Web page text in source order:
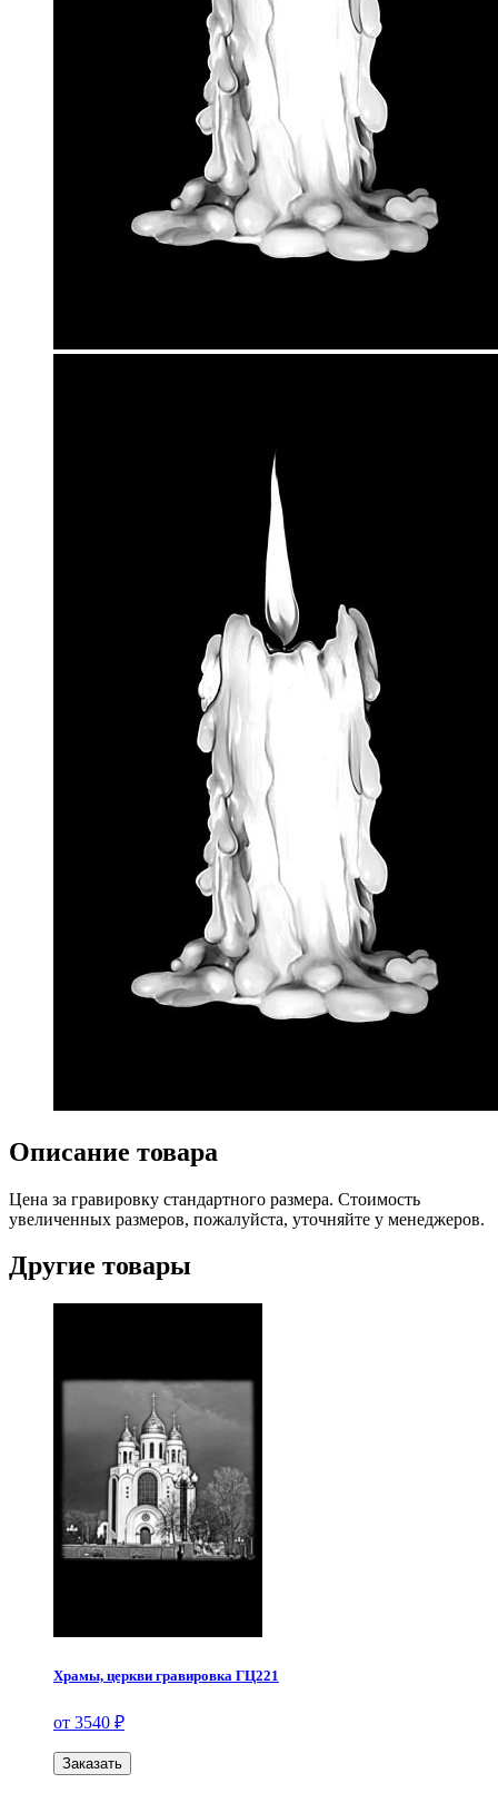
Описание товара
Цена за гравировку стандартного размера. Стоимость
увеличенных размеров, пожалуйста, уточняйте у менеджеров.
Другие товары
Храмы, церкви гравировка ГЦ221
от 3540 ₽
Заказать